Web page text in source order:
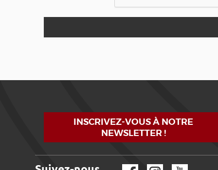
INSCRIVEZ-VOUS À NOTRE
NEWSLETTER !